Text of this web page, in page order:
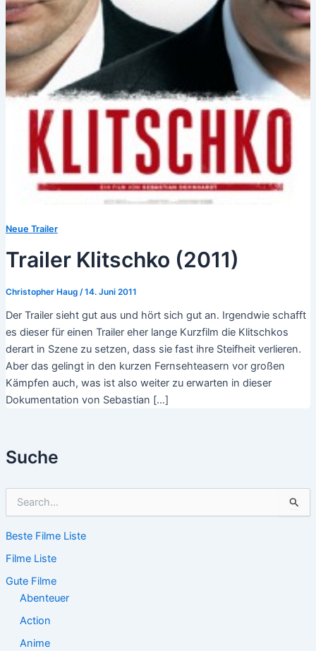
Suche
h
n
n
Beste Filme Liste
Filme Liste
Gute Filme
Abenteuer
Action
Anime
Neue Trailer
Trailer Klitschko (2011)
Christopher Haug /14. Juni 2011
Der Trailer sieht gut aus und hört sich gut an. Irgendwie schafft
es dieser für einen Trailer eher lange Kurzfilm die Klitschkos
derart in Szene zu setzen, dass sie fast ihre Steifheit verlieren.
Aber das gelingt in den kurzen Fernsehteasern vor großen
Kämpfen auch, was ist also weiter zu erwarten in dieser
Dokumentation von Sebastian […]